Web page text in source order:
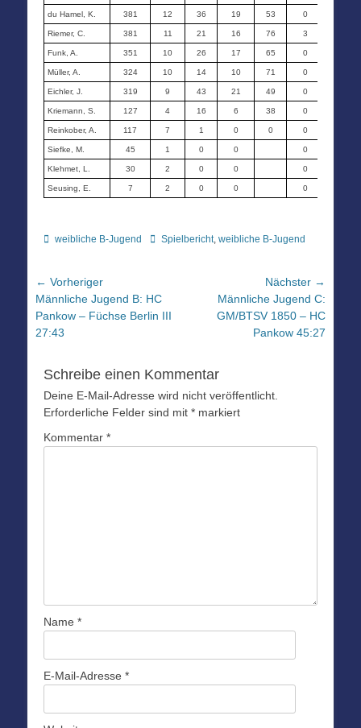
du Hamel, K. 381 12 36 19 53 0
Riemer, C. 381 11 21 16 76 3
Funk, A. 351 10 26 17 65 0
Müller, A. 324 10 14 10 71 0
Eichler, J. 319 9 43 21 49 0
Kriemann, S. 127 4 16 6 38 0
Reinkober, A. 117 7 1 0 0 0
Siefke, M. 45 1 0 0 0
Klehmet, L. 30 2 0 0 0
Seusing, E. 7 2 0 0 0
Kategorien
weibliche B-Jugend Schlagworte
Spielbericht, weibliche B-Jugend
Beitragsnavigation
← Vorheriger
Vorheriger
Beitrag:
Männliche Jugend B: HC
Pankow – Füchse Berlin III
27:43
Nächster →
Nächster
Beitrag:
Männliche Jugend C:
GM/BTSV 1850 – HC
Pankow 45:27
Schreibe einen Kommentar
Deine E-Mail-Adresse wird nicht veröffentlicht.
Erforderliche Felder sind mit * markiert
Kommentar *
Name *
E-Mail-Adresse *